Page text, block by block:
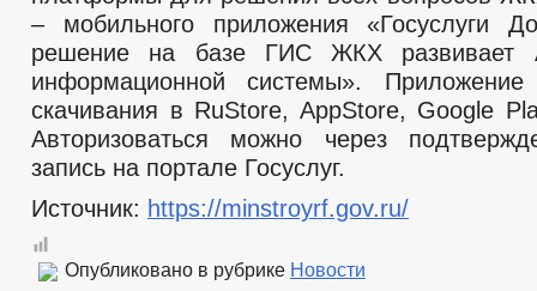
– мобильного приложения «Госуслуги
решение на базе ГИС ЖКХ развивает
информационной системы».
скачивания в RuStore, AppStore, Google
Авторизоваться можно через
запись на портале Госуслуг.
Источник: https://minstroyrf.gov.ru/
Опубликовано в рубрике Новости